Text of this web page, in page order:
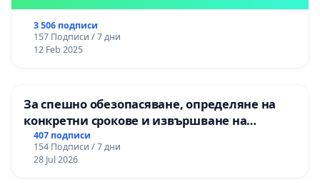
3 506 подписи
157 Подписи / 7 дни
12 Feb 2025
За спешно обезопасяване, определяне на
конкретни срокове и извършване на
цялостна рехабилитация на
републиканския път между пътен възел АМ
„Тракия“ - гр. Ихтиман - с. Мирово - к.к.
407 подписи
154 Подписи / 7 дни
28 Jul 2026